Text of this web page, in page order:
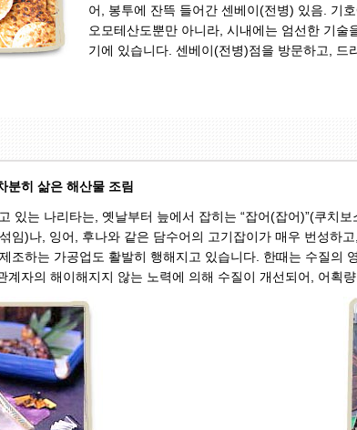
어, 봉투에 잔뜩 들어간 센베이(전병) 있음. 기
오모테산도뿐만 아니라, 시내에는 엄선한 기술
기에 있습니다. 센베이(전병)점을 방문하고, 드
분히 삶은 해산물 조림
있는 나리타는, 옛날부터 늪에서 잡히는 “잡어(잡어)”(쿠치보
임)나, 잉어, 후나와 같은 담수어의 고기잡이가 매우 번성하
조하는 가공업도 활발히 행해지고 있습니다. 한때는 수질의
계자의 해이해지지 않는 노력에 의해 수질이 개선되어, 어획